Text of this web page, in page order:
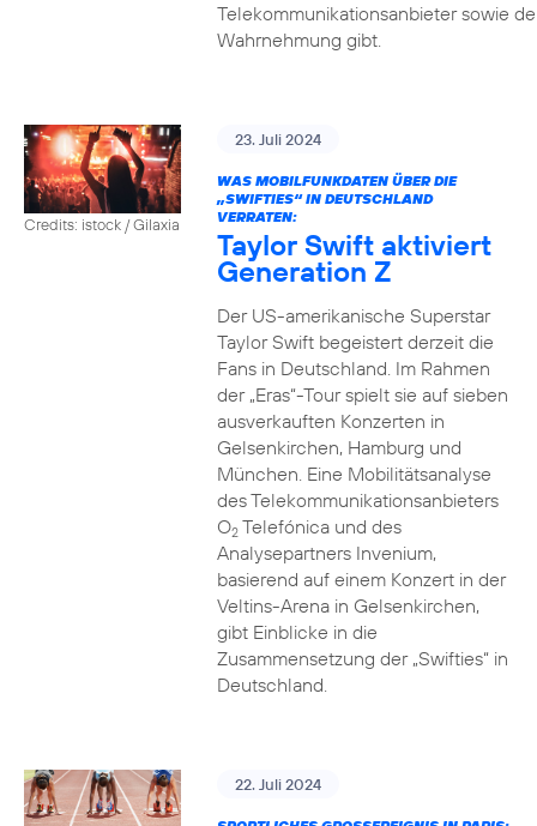
Telekommunikationsanbieter sowie
Wahrnehmung gibt.
Credits: istock / Gilaxia
23. Juli 2024
WAS MOBILFUNKDATEN ÜBER DIE
„SWIFTIES“ IN DEUTSCHLAND
VERRATEN:
Taylor Swift aktiviert
Generation Z
Der US-amerikanische Superstar
Taylor Swift begeistert derzeit die
Fans in Deutschland. Im Rahmen
der „Eras“-Tour spielt sie auf sieben
ausverkauften Konzerten in
Gelsenkirchen, Hamburg und
München. Eine Mobilitätsanalyse
des Telekommunikationsanbieters
O2Telefónica und des
Analysepartners Invenium,
basierend auf einem Konzert in der
Veltins-Arena in Gelsenkirchen,
gibt Einblicke in die
Zusammensetzung der „Swifties“ in
Deutschland.
22. Juli 2024